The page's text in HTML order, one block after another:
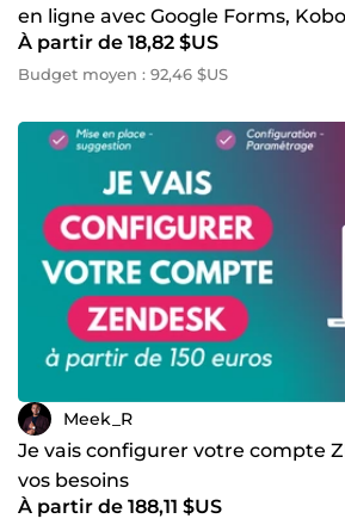
en ligne avec Google Forms,
forms
À partir de 18,82 $US
Budget moyen : 92,46 $US
Meek_R
Je vais configurer votre compte
vos besoins
À partir de 188,11 $US